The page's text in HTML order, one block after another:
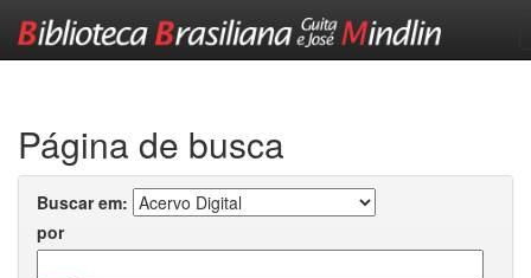
Página de busca
Buscar em:
por